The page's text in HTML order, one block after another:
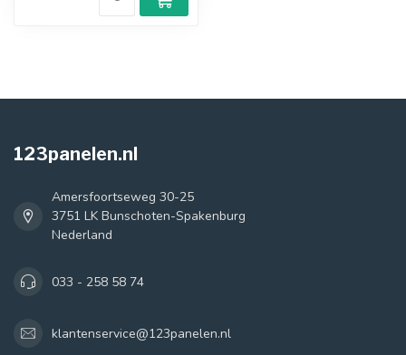
123panelen.nl
Amersfoortseweg 30-25
3751 LK Bunschoten-Spakenburg
Nederland
033 - 258 58 74
klantenservice@123panelen.nl